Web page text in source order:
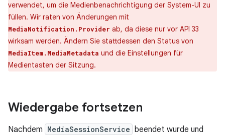
verwendet, um die Medienbenachrichtigung der System-UI zu
füllen. Wir raten von Änderungen mit
MediaNotification.Provider ab, da diese nur vor API 33
wirksam werden. Ändern Sie stattdessen den Status von
MediaItem.MediaMetadata und die Einstellungen für
Medientasten der Sitzung.
Wiedergabe fortsetzen
Nachdem MediaSessionService beendet wurde und